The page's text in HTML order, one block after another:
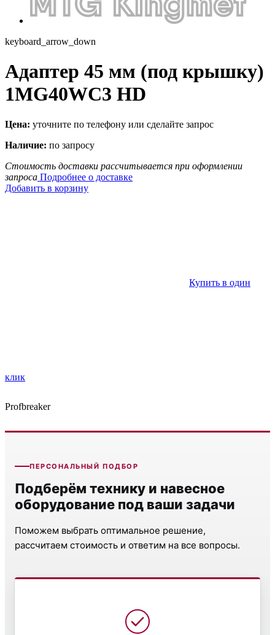
keyboard_arrow_down
Адаптер 45 мм (под крышку)
1MG40WC3 HD
Цена: уточните по телефону или сделайте запрос
Наличие: по запросу
Стоимость доставки рассчитывается при оформлении
запроса Подробнее о доставке
Добавить в корзину
Купить в один
клик
Profbreaker
ПЕРСОНАЛЬНЫЙ ПОДБОР
Подберём технику и навесное
оборудование под ваши задачи
Поможем выбрать оптимальное решение,
рассчитаем стоимость и ответим на все вопросы.